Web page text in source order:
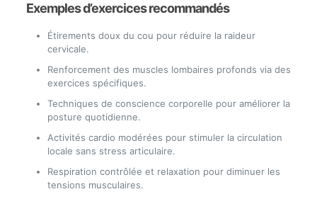
Exemples d’exercices recommandés
Étirements doux du cou pour réduire la raideur
cervicale.
Renforcement des muscles lombaires profonds via des
exercices spécifiques.
Techniques de conscience corporelle pour améliorer la
posture quotidienne.
Activités cardio modérées pour stimuler la circulation
locale sans stress articulaire.
Respiration contrôlée et relaxation pour diminuer les
tensions musculaires.